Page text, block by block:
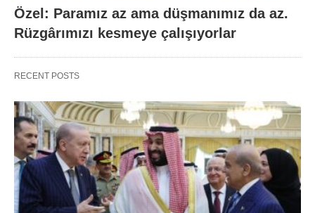
Özel: Paramız az ama düşmanımız da az.
Rüzgârımızı kesmeye çalışıyorlar
RECENT POSTS